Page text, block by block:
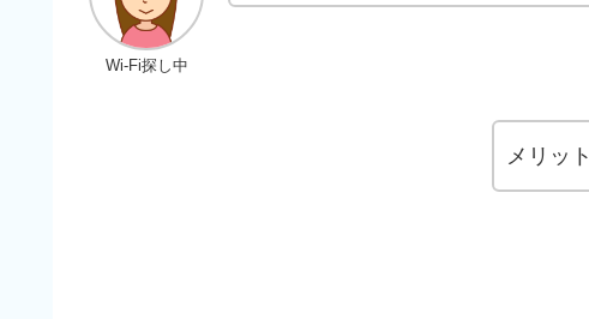
Wi-Fi探し中
メリッ